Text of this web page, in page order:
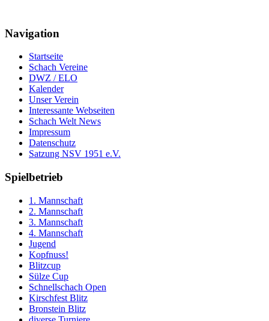
Navigation
Startseite
Schach Vereine
DWZ / ELO
Kalender
Unser Verein
Interessante Webseiten
Schach Welt News
Impressum
Datenschutz
Satzung NSV 1951 e.V.
Spielbetrieb
1. Mannschaft
2. Mannschaft
3. Mannschaft
4. Mannschaft
Jugend
Kopfnuss!
Blitzcup
Sülze Cup
Schnellschach Open
Kirschfest Blitz
Bronstein Blitz